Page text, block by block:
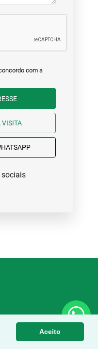
Aceito
com a
UMA VISITA
sociais